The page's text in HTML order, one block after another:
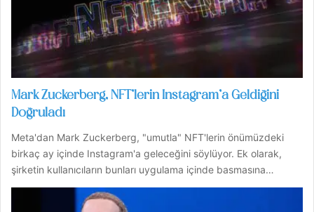
Mark Zuckerberg, NFT’lerin Instagram’a Geldiğini
Doğruladı
Meta'dan Mark Zuckerberg, "umutla" NFT'lerin önümüzdeki
birkaç ay içinde Instagram'a geleceğini söylüyor. Ek olarak,
şirketin kullanıcıların bunları uygulama içinde basmasına…